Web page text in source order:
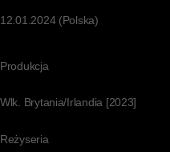
12.01.2024 (Polska)
Produkcja
Wlk. Brytania/Irlandia [2023]
Reżyseria